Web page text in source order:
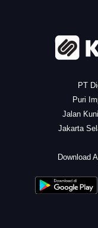
PT
Puri
Jalan
Jakarta
Download